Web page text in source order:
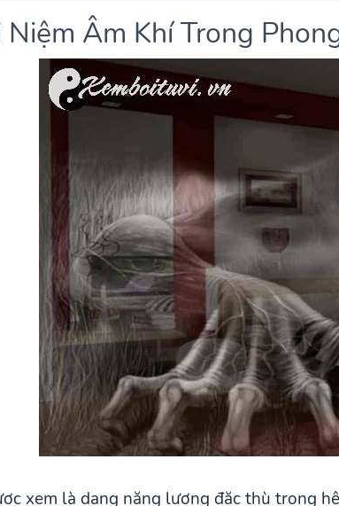
Niệm Âm Khí Trong
xem là dạng năng lượng đặc thù trong